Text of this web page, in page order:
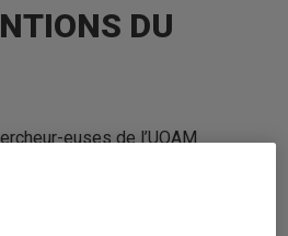
DU
euses de l’UQAM
en sciences humaines